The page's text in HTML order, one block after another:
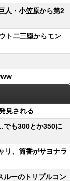
人・小笠原から第2
ト二三塁からモン
見される
でも300とか350に
リ、筒香がサヨナラ
ルーのトリプルコン